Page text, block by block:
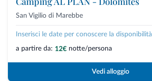
San Vigilio di Marebbe
Inserisci le date per conoscere la disponibilità
a partire da: 12€ notte/persona
Vedi alloggio